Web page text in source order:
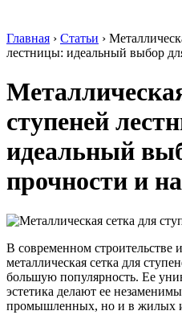
Трубы
нержавеющие
Трубы
нержавеющие
AISI
Трубы
AISI
Трубы
нержавеющие
Трубы
нержавеющие
Главная › Статьи ›
лестницы: идеальный выбор
ступеней
идеальный
прочности и
В современном строительстве
металлическая сетка для
большую популярность. Ее
эстетика делают ее
промышленных, но и в жилых и